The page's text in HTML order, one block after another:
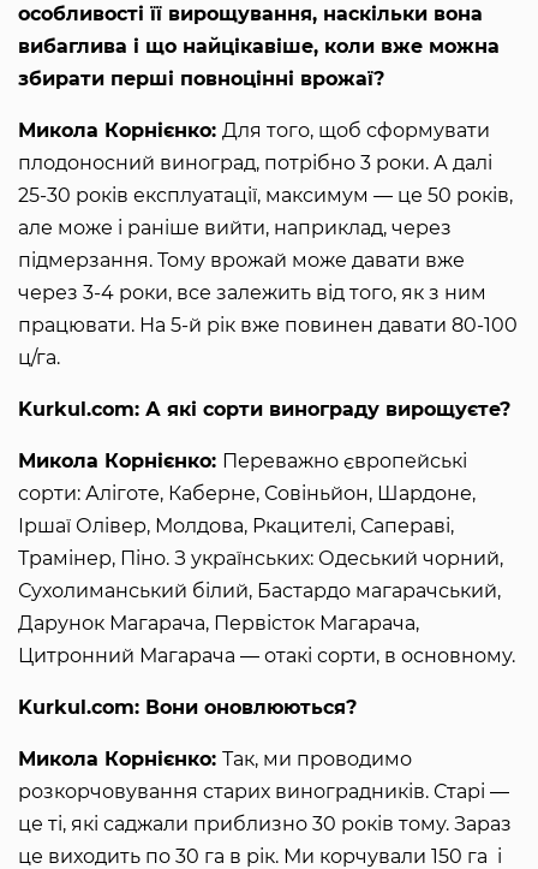
особливості її вирощування, наскільки вона
вибаглива і що найцікавіше, коли вже можна
збирати перші повноцінні врожаї?
Микола Корнієнко: Для того, щоб сформувати
плодоносний виноград, потрібно 3 роки. А далі
25-30 років експлуатації, максимум ― це 50 років,
але може і раніше вийти, наприклад, через
підмерзання. Тому врожай може давати вже
через 3-4 роки, все залежить від того, як з ним
працювати. На 5-й рік вже повинен давати 80-100
ц/га.
Kurkul.com: А які сорти винограду вирощуєте?
Микола Корнієнко: Переважно європейські
сорти: Аліготе, Каберне, Совіньйон, Шардоне,
Іршаї Олівер, Молдова, Ркацителі, Сапераві,
Трамінер, Піно. З українських: Одеський чорний,
Сухолиманський білий, Бастардо магарачський,
Дарунок Магарача, Первісток Магарача,
Цитронний Магарача ― отакі сорти, в основному.
Kurkul.com: Вони оновлюються?
Микола Корнієнко: Так, ми проводимо
розкорчовування старих виноградників. Старі ―
це ті, які саджали приблизно 30 років тому. Зараз
це виходить по 30 га в рік. Ми корчували 150 га і